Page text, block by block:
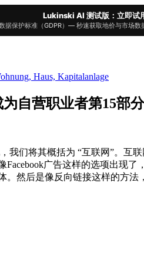
Lukinski AI 测试版：立即试
据保护标准（GDPR）— 秒速获取地价与市场数
自营职业者第15部分
我们将其概括为 “互联网”。
广告这样的选项出现
然后是像反向链接这样的方